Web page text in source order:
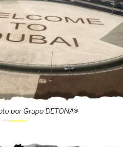
por Grupo DETONA®